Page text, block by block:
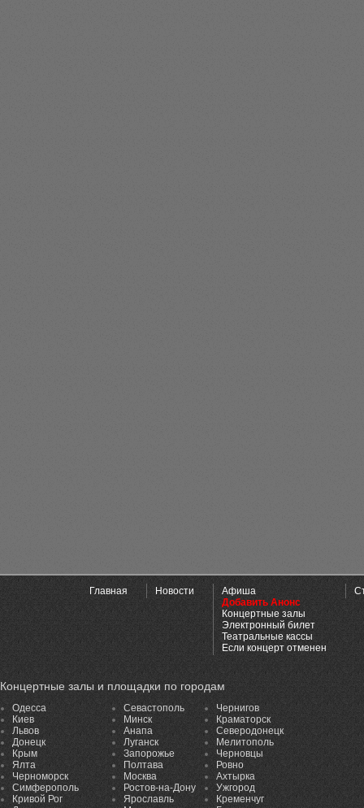
Главная Новости
Афиша
Добавить Анонс
Концертные залы
Электронный билет
Театральные кассы
Если концерт отменен
Концертные залы и площадки по городам
Одесса
Киев
Львов
Донецк
Крым
Ялта
Черноморск
Симферополь
Кривой Рог
Севастополь
Минск
Анапа
Луганск
Запорожье
Полтава
Москва
Ростов-на-Дону
Ярославль
Чернигов
Краматорск
Северодонецк
Мелитополь
Черновцы
Ровно
Ахтырка
Ужгород
Кременчуг